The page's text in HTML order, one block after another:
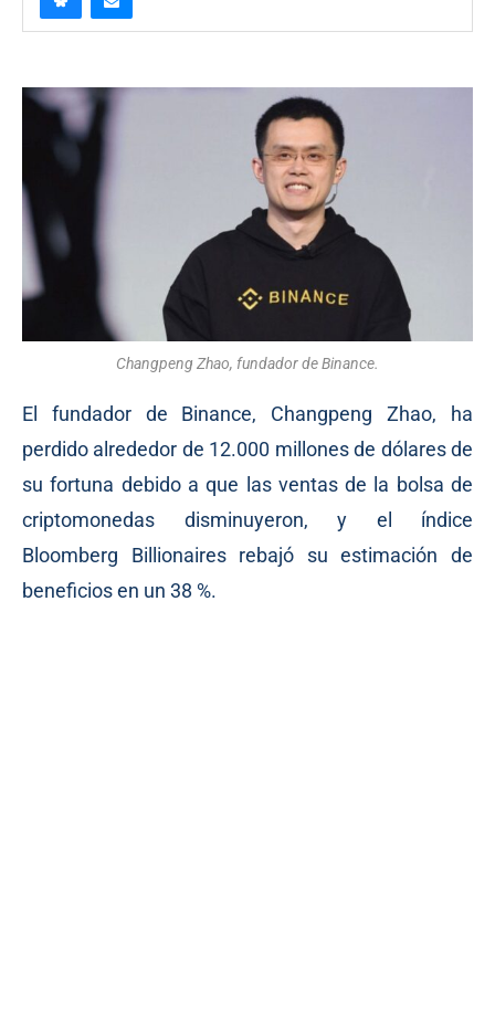
Changpeng Zhao, fundador de Binance.
El fundador de Binance, Changpeng Zhao, ha
perdido alrededor de 12.000 millones de dólares de
su fortuna debido a que las ventas de la bolsa de
criptomonedas disminuyeron, y el índice
Bloomberg Billionaires rebajó su estimación de
beneficios en un 38 %.